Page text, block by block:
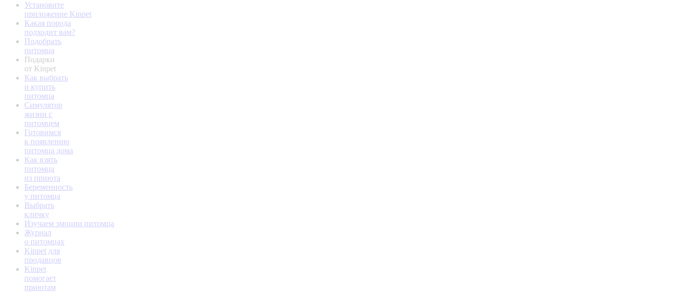
Установите
приложение Kinpet
Какая порода
подходит вам?
Подобрать
питомца
Подарки
от Kinpet
Как выбрать
и купить
питомца
Симулятор
жизни с
питомцем
Готовимся
к появлению
питомца дома
Как взять
питомца
из приюта
Беременность
у питомца
Выбрать
кличку
Изучаем эмоции питомца
Журнал
о питомцах
Kinpet для
продавцов
Kinpet
помогает
приютам